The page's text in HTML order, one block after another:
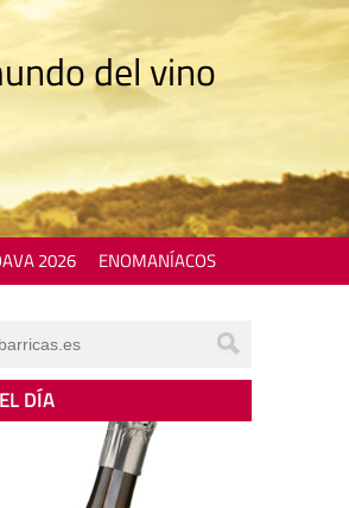
del vino
2026 ENOMANÍACOS
DÍA